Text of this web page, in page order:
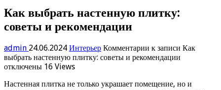
Как выбрать настенную плитку:
советы и рекомендации
admin 24.06.2024 Интерьер Комментарии к записи Как
выбрать настенную плитку: советы и рекомендации
отключены 16 Views
Настенная плитка не только украшает помещение, но и